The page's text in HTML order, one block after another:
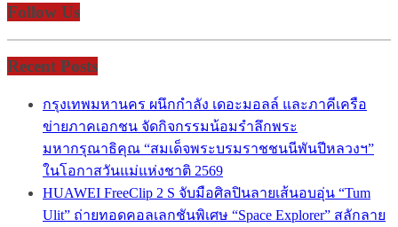
Follow Us
Recent Posts
กรุงเทพมหานคร ผนึกกำลัง เดอะมอลล์ และภาคีเครือ
ข่ายภาคเอกชน จัดกิจกรรมน้อมรำลึกพระ
มหากรุณาธิคุณ “สมเด็จพระบรมราชชนนีพันปีหลวงฯ”
ในโอกาสวันแม่แห่งชาติ 2569
HUAWEI FreeClip 2 S จับมือศิลปินลายเส้นอบอุ่น “Tum
Ulit” ถ่ายทอดคอลเลกชันพิเศษ “Space Explorer” สลักลาย